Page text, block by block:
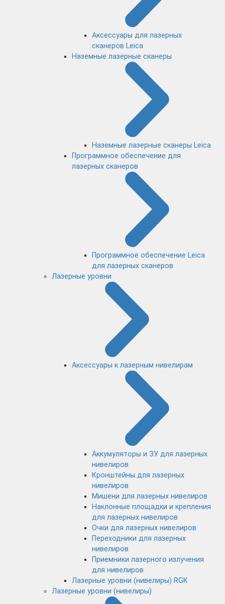
Аксессуары для лазерных
сканеров Leica
Наземные лазерные сканеры
Наземные лазерные сканеры Leica
Программное обеспечение для
лазерных сканеров
Программное обеспечение Leica
для лазерных сканеров
Лазерные уровни
Аксессуары к лазерным нивелирам
Аккумуляторы и ЗУ для лазерных
нивелиров
Кронштейны для лазерных
нивелиров
Мишени для лазерных нивелиров
Наклонные площадки и крепления
для лазерных нивелиров
Очки для лазерных нивелиров
Переходники для лазерных
нивелиров
Приемники лазерного излучения
для нивелиров
Лазерные уровни (нивелиры) RGK
Лазерные уровни (нивелиры)